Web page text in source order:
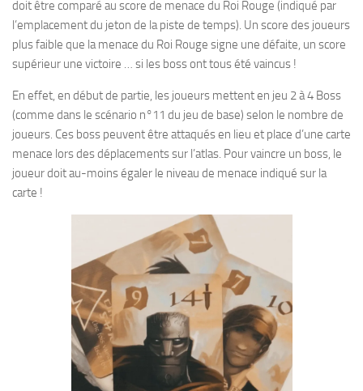
doit être comparé au score de menace du Roi Rouge (indiqué par
l’emplacement du jeton de la piste de temps). Un score des joueurs
plus faible que la menace du Roi Rouge signe une défaite, un score
supérieur une victoire … si les boss ont tous été vaincus !
En effet, en début de partie, les joueurs mettent en jeu 2 à 4 Boss
(comme dans le scénario n°11 du jeu de base) selon le nombre de
joueurs. Ces boss peuvent être attaqués en lieu et place d’une carte
menace lors des déplacements sur l’atlas. Pour vaincre un boss, le
joueur doit au-moins égaler le niveau de menace indiqué sur la
carte !